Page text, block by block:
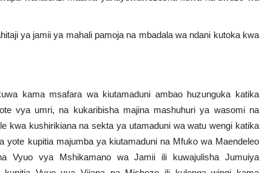
ya jamii ya mahali pamoja na mbadala wa ndani kutoka kwa
kama msafara wa kiutamaduni ambao huzunguka katika
vya umri, na kukaribisha majina mashuhuri ya wasomi na
kwa kushirikiana na sekta ya utamaduni wa watu wengi katika
yote kupitia majumba ya kiutamaduni na Mfuko wa Maendeleo
Vyuo vya Mshikamano wa Jamii ili kuwajulisha Jumuiya